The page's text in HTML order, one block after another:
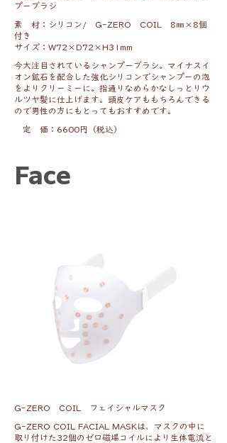
プーブラシ
素 材：シリコン/ G-ZERO COIL 8㎜×8個
付き
サイズ：W72×D72×H31mm
今大注目されているシャンプーブラシ。マイナスイ
オン鉱石を配合した強化シリコンでシャンプーの泡
をよりクリーミーに。指通りなめらかなしっとりウ
ルツヤ髪に仕上げます。頭皮ケアももちろんできる
ので男性の方にもとってもおすすめです。
定 価：6600円（税込）
Face
G-ZERO COIL フェイシャルマスク
G-ZERO COIL FACIAL MASKは、マスクの中に
取り付けた32個のゼロ磁場コイルにより生体電流と